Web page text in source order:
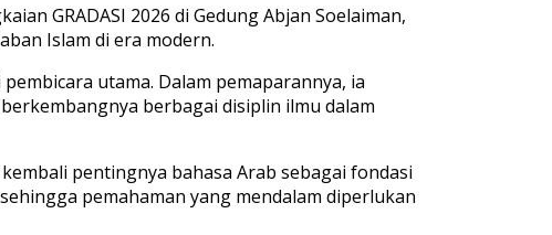
GRADASI 2026 di Gedung Abjan Soelaiman,
Islam di era modern.
utama. Dalam pemaparannya, ia
berbagai disiplin ilmu dalam
pentingnya bahasa Arab sebagai fondasi
pemahaman yang mendalam diperlukan